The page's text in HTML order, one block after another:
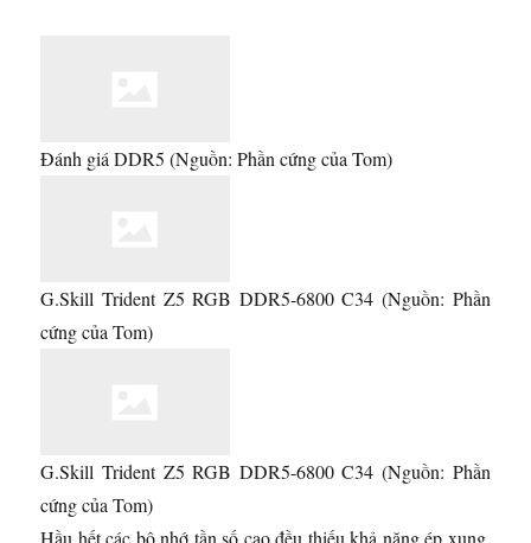
Đánh giá DDR5(Nguồn: Phần cứng của Tom)
G.Skill Trident Z5 RGB DDR5-6800 C34 (Nguồn: Phần
cứng của Tom)
G.Skill Trident Z5 RGB DDR5-6800 C34 (Nguồn: Phần
cứng của Tom)
Hầu hết các bộ nhớ tần số cao đều thiếu khả năng ép xung.